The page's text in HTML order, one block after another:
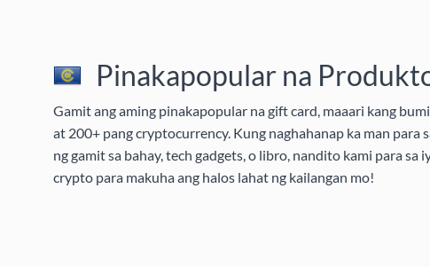
Pinakapopular na
Gamit ang aming pinakapopular na gift card, maaari kang
at 200+ pang cryptocurrency. Kung naghahanap ka man
ng gamit sa bahay, tech gadgets, o libro, nandito kami para
crypto para makuha ang halos lahat ng kailangan mo!